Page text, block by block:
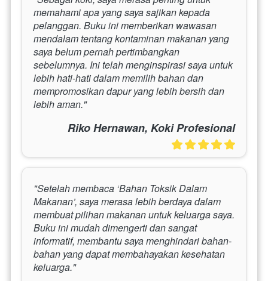
memahami apa yang saya sajikan kepada
pelanggan. Buku ini memberikan wawasan
mendalam tentang kontaminan makanan yang
saya belum pernah pertimbangkan
sebelumnya. Ini telah menginspirasi saya untuk
lebih hati-hati dalam memilih bahan dan
mempromosikan dapur yang lebih bersih dan
lebih aman."
Riko Hernawan, Koki Profesional
"Setelah membaca ‘Bahan Toksik Dalam
Makanan’, saya merasa lebih berdaya dalam
membuat pilihan makanan untuk keluarga saya.
Buku ini mudah dimengerti dan sangat
informatif, membantu saya menghindari bahan-
bahan yang dapat membahayakan kesehatan
keluarga."